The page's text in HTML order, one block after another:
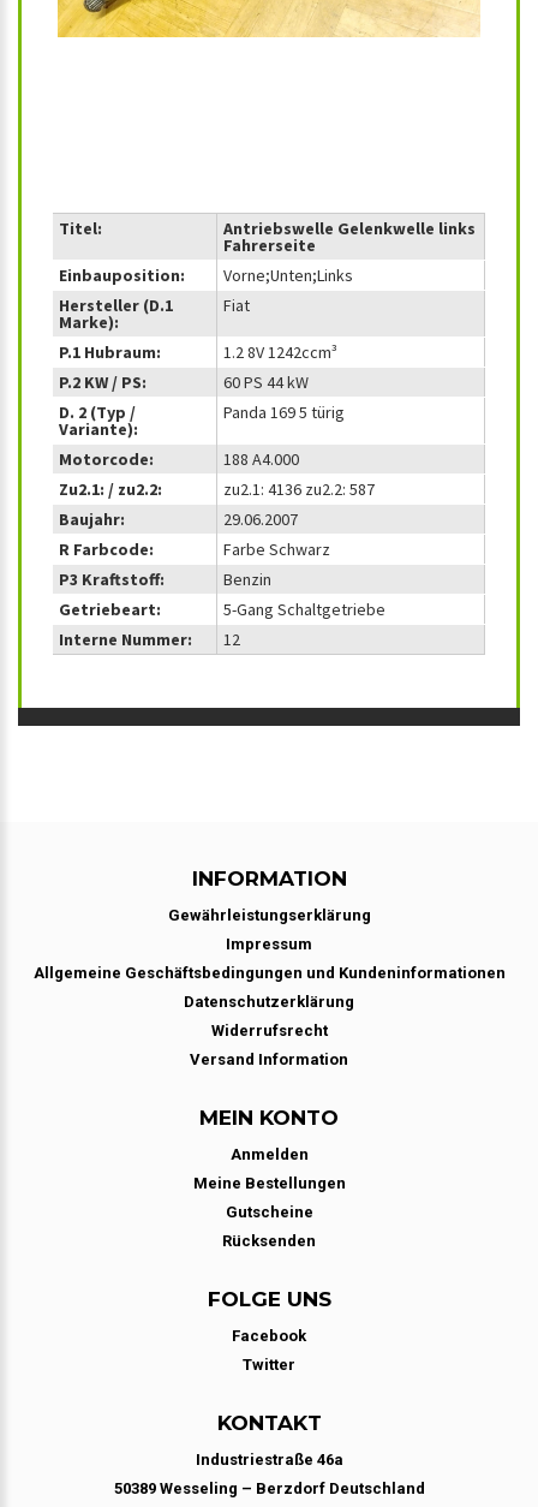
Titel: Antriebswelle Gelenkwelle links
Fahrerseite
Einbauposition:
Vorne;Unten;Links
Hersteller (D.1
Marke):
Fiat
P.1 Hubraum:
1.2 8V 1242ccm³
P.2 KW / PS:
60 PS 44 kW
D. 2 (Typ /
Variante):
Panda 169 5 türig
Motorcode:
188 A4.000
Zu2.1: / zu2.2:
zu2.1: 4136 zu2.2: 587
Baujahr:
29.06.2007
R Farbcode:
Farbe Schwarz
P3 Kraftstoff:
Benzin
Getriebeart:
5-Gang Schaltgetriebe
Interne Nummer:
12
INFORMATION
Gewährleistungserklärung
Impressum
Allgemeine Geschäftsbedingungen und Kundeninformationen
Datenschutzerklärung
Widerrufsrecht
Versand Information
MEIN KONTO
Anmelden
Meine Bestellungen
Gutscheine
Rücksenden
FOLGE UNS
Facebook
Twitter
KONTAKT
Industriestraße 46a
50389 Wesseling – Berzdorf Deutschland